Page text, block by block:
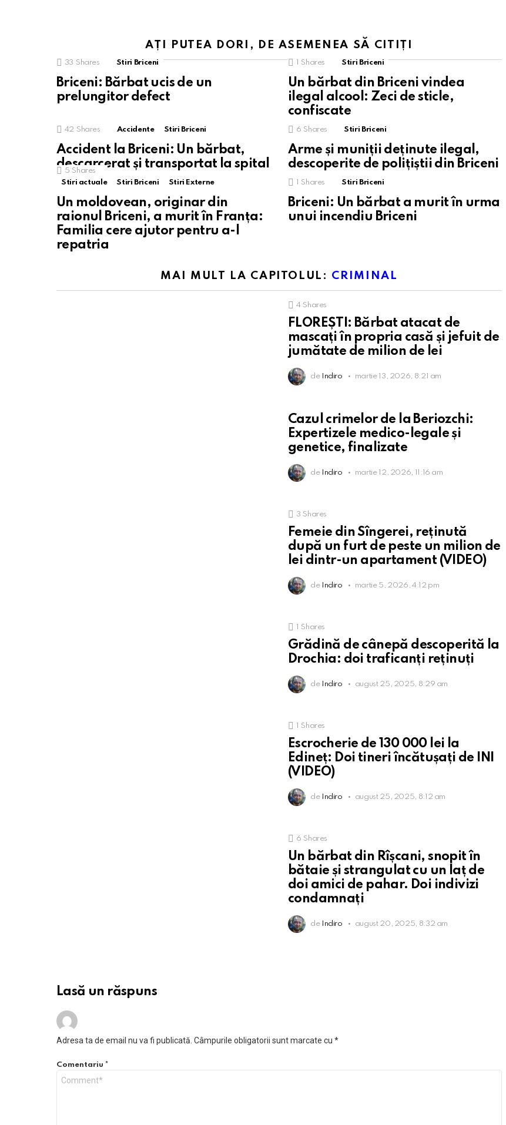
AȚI PUTEA DORI, DE ASEMENEA SĂ CITIȚI
33 Shares Stiri Briceni
Briceni: Bărbat ucis de un
prelungitor defect
1 Shares Stiri Briceni
Un bărbat din Briceni vindea
ilegal alcool: Zeci de sticle,
confiscate
42 Shares Accidente Stiri Briceni
Accident la Briceni: Un bărbat,
descarcerat și transportat la spital
6 Shares Stiri Briceni
Arme și muniții deținute ilegal,
descoperite de polițiștii din Briceni
5 Shares
Stiri actuale
Stiri Briceni Stiri Externe
Un moldovean, originar din
raionul Briceni, a murit în Franța:
Familia cere ajutor pentru a-l
repatria
1 Shares Stiri Briceni
Briceni: Un bărbat a murit în urma
unui incendiu Briceni
MAI MULT LA CAPITOLUL: CRIMINAL
4 Shares
FLOREȘTI: Bărbat atacat de
mascați în propria casă și jefuit de
jumătate de milion de lei
de Indiro martie 13, 2026, 8:21 am
Cazul crimelor de la Beriozchi:
Expertizele medico-legale și
genetice, finalizate
de Indiro martie 12, 2026, 11:16 am
3 Shares
Femeie din Sîngerei, reținută
după un furt de peste un milion de
lei dintr-un apartament (VIDEO)
de Indiro martie 5, 2026, 4:12 pm
1 Shares
Grădină de cânepă descoperită la
Drochia: doi traficanți reținuți
de Indiro august 25, 2025, 8:29 am
1 Shares
Escrocherie de 130 000 lei la
Edineț: Doi tineri încătușați de INI
(VIDEO)
de Indiro august 25, 2025, 8:12 am
6 Shares
Un bărbat din Rîșcani, snopit în
bătaie și strangulat cu un laț de
doi amici de pahar. Doi indivizi
condamnați
de Indiro august 20, 2025, 8:32 am
Lasă un răspuns
Adresa ta de email nu va fi publicată. Câmpurile obligatorii sunt marcate cu *
Comentariu *